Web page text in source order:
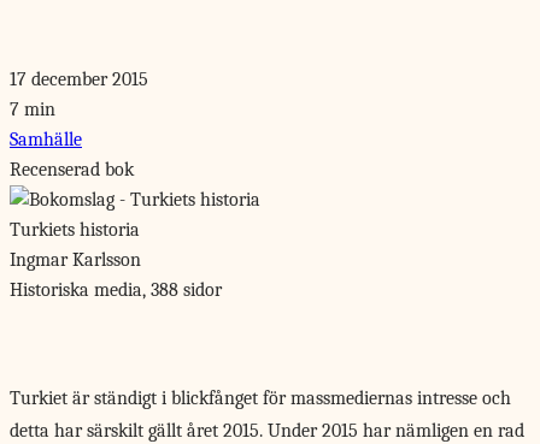
17 december 2015
7 min
Samhälle
Recenserad bok
Turkiets historia
Ingmar Karlsson
Historiska media, 388 sidor
Turkiet är ständigt i blickfånget för massmediernas intresse och
detta har särskilt gällt året 2015. Under 2015 har nämligen en rad